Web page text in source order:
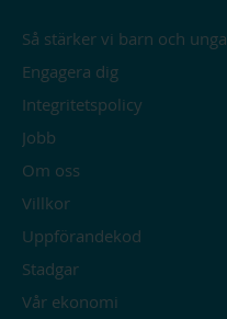
Så stärker vi barn och unga
Engagera dig
Integritetspolicy
Jobb
Om oss
Villkor
Uppförandekod
Stadgar
Vår ekonomi